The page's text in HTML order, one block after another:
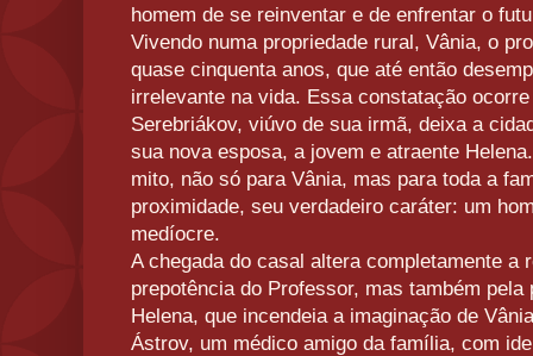
homem de se reinventar e de enfrentar o
Vivendo numa propriedade rural, Vânia, o
quase cinquenta anos, que até então
irrelevante na vida. Essa constatação
Serebriákov, viúvo de sua irmã, deixa a
sua nova esposa, a jovem e atraente
mito, não só para Vânia, mas para toda a
proximidade, seu verdadeiro caráter: um
medíocre.
A chegada do casal altera completamente a
prepotência do Professor, mas também pela
Helena, que incendeia a imaginação de
Ástrov, um médico amigo da família, com